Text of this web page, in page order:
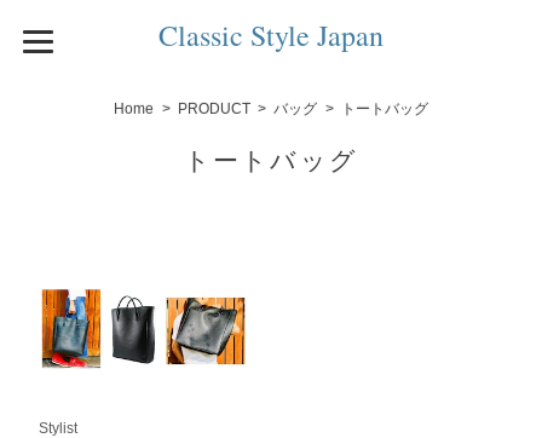
Classic Style Japan
Home PRODUCT バッグ トートバッグ
トートバッグ
Stylist